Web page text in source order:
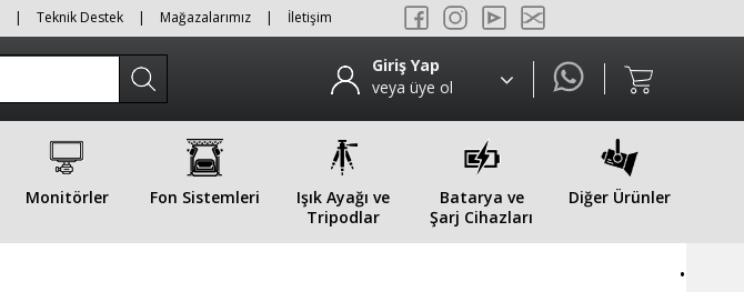
| Teknik Destek | Mağazalarımız | İletişim
Giriş Yap
veya üye ol
Monitörler Fon Sistemleri
Işık Ayağı ve
Tripodlar
Batarya ve
Şarj Cihazları
Diğer Ürünler
.